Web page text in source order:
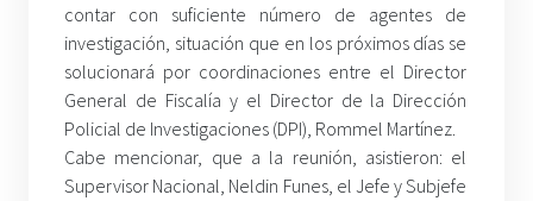
contar con suficiente número de agentes de
investigación, situación que en los próximos días se
solucionará por coordinaciones entre el Director
General de Fiscalía y el Director de la Dirección
Policial de Investigaciones (DPI), Rommel Martínez.
Cabe mencionar, que a la reunión, asistieron: el
Supervisor Nacional, Neldin Funes, el Jefe y Subjefe